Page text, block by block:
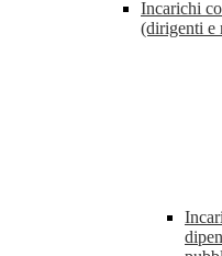
Incarichi
(dirigenti e